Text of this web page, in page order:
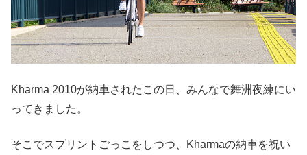
Kharma 2010が納車されたこの日、みんなで舞洲夜練にい
ってきました。
そこでスプリントごっこをしつつ、Kharmaの納車を祝い